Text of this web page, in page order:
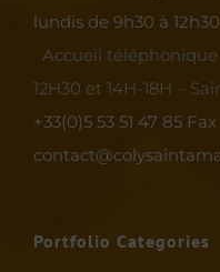
lundis de 9h30 à
Accueil téléphonique
12H30 et 14H-18H –
+33(0)5 53 51 47 85
Portfolio Categories